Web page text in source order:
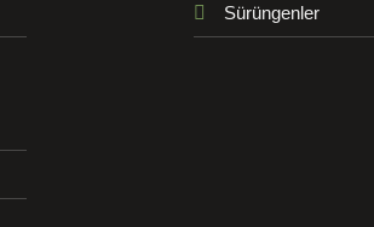
Sürüngenler